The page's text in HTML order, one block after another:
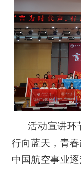
活动宣讲环
行向蓝天，青
中国航空事业